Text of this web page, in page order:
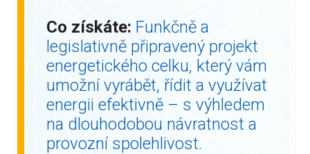
Co získáte: Funkčně a
legislativně připravený projekt
energetického celku, který vám
umožní vyrábět, řídit a využívat
energii efektivně – s výhledem
na dlouhodobou návratnost a
provozní spolehlivost.